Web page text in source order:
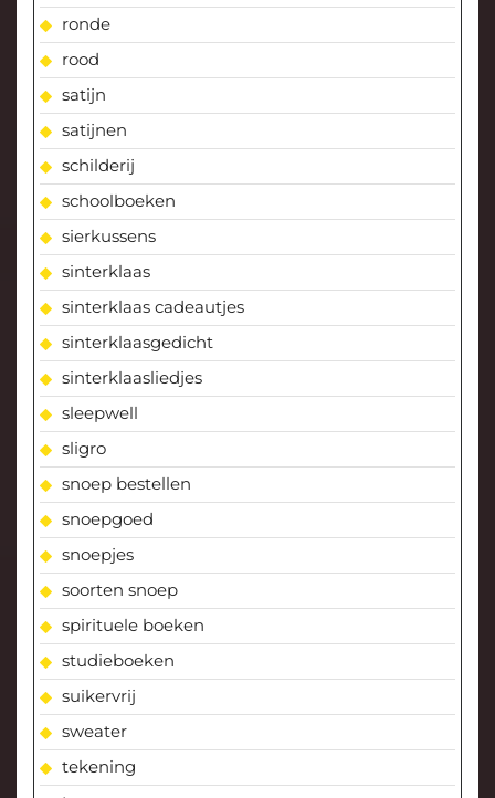
ronde
rood
satijn
satijnen
schilderij
schoolboeken
sierkussens
sinterklaas
sinterklaas cadeautjes
sinterklaasgedicht
sinterklaasliedjes
sleepwell
sligro
snoep bestellen
snoepgoed
snoepjes
soorten snoep
spirituele boeken
studieboeken
suikervrij
sweater
tekening